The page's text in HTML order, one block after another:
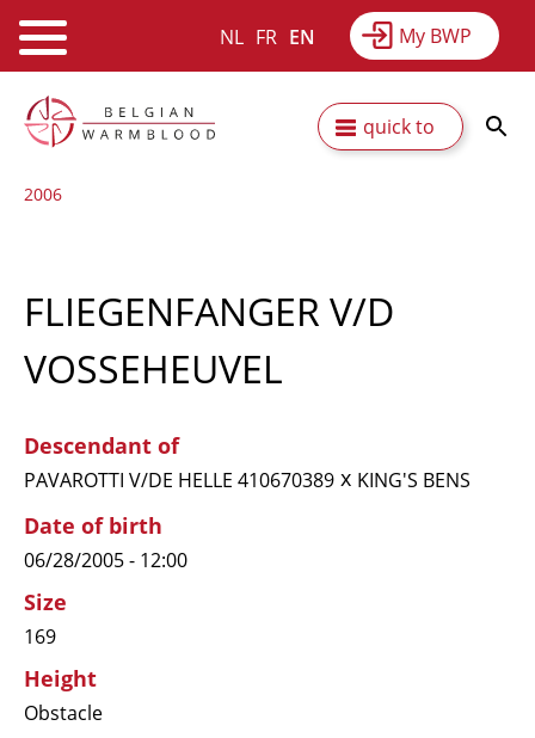
Skip
content
My BWP
NL FR EN
Secundaire
navigatie
Webshop News
quick to
FLIEGENFANGER V/D
VOSSEHEUVEL
Descendant of
PAVAROTTI V/DE HELLE 410670389 x KING'S BENS
Date of birth
06/28/2005 - 12:00
Size
169
Height
Obstacle
2006